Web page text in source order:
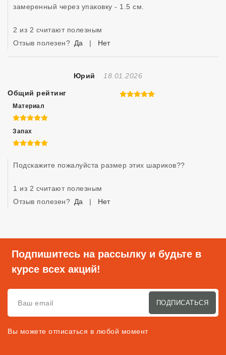
замеренный через упаковку - 1.5 см.
2 из 2 считают полезным
Отзыв полезен? Да | Нет
Юрий Отзыв Создан
18.01.2026
Общий рейтинг 5 из 5
Материал
5 из 5
Запах
5 из 5
Подскажите пожалуйста размер этих шариков??
1 из 2 считают полезным
Отзыв полезен? Да | Нет
Подпишитесь на рассылку и будьте в
курсе всех акций!
ПОДПИСАТЬСЯ
Вы можете отписаться в любой момент